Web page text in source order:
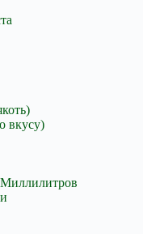
вкусу)